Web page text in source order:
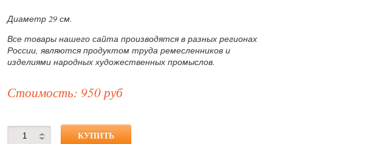
Диаметр 29 см.
Все товары нашего сайта производятся в разных регионах
России, являются продуктом труда ремесленников и
изделиями народных художественных промыслов.
Стоимость: 950 руб